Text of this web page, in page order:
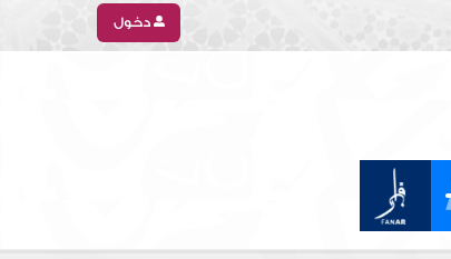
دخول